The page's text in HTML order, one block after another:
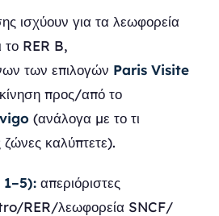
ισχύουν για τα λεωφορεία
το RER B,
των επιλογών Paris Visite
προς/από το
(ανάλογα με το τι
ζώνες καλύπτετε).
απεριόριστες
RER/λεωφορεία SNCF/